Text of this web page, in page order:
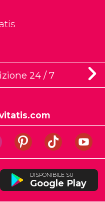
24 / 7
DISPONIBILE SU
Google Play